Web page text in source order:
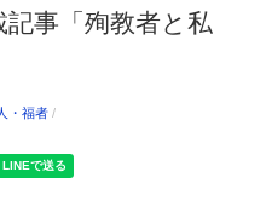
事「殉教者と私
・福者